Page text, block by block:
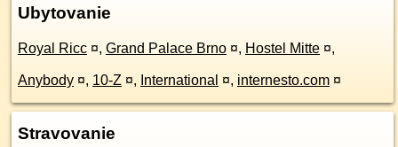
Ubytovanie
Royal Ricc ¤, Grand Palace Brno ¤, Hostel Mitte ¤,
Anybody ¤, 10-Z ¤, International ¤, internesto.com ¤
Stravovanie